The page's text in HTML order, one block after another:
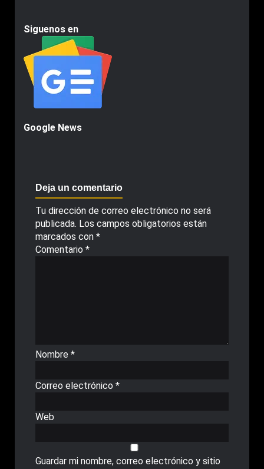
Siguenos en
Google News
Deja un comentario
Tu dirección de correo electrónico no será
publicada. Los campos obligatorios están
marcados con *
Comentario *
Nombre *
Correo electrónico *
Web
Guardar mi nombre, correo electrónico y sitio